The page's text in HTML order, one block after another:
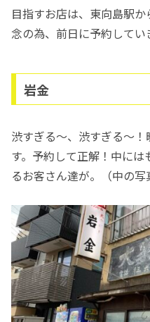
目指すお店は、東向島駅
念の為、前日に予約してい
岩金
渋すぎる〜、渋すぎる〜
す。予約して正解！中に
るお客さん達が。（中の写